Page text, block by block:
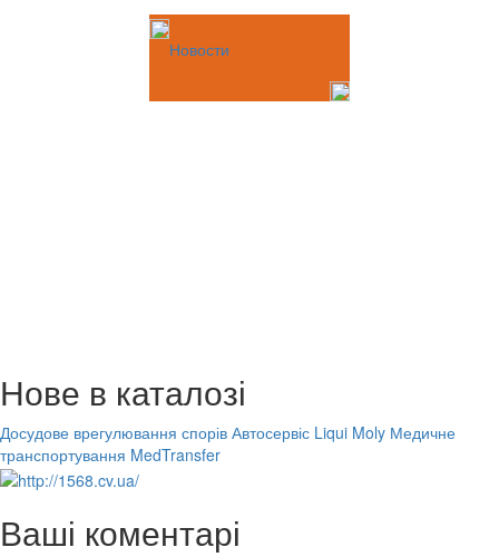
Новости
Нове в каталозі
Досудове врегулювання спорів Автосервіс Liqui Moly Медичне
транспортування MedTransfer
Ваші коментарі